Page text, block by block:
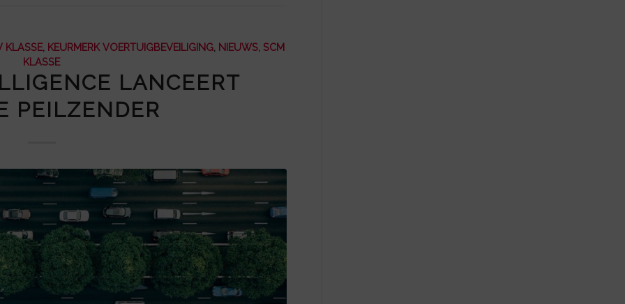
KLASSE, KEURMERK VOERTUIGBEVEILIGING, NIEUWS, SCM
KLASSE
LANCEERT
PEILZENDER